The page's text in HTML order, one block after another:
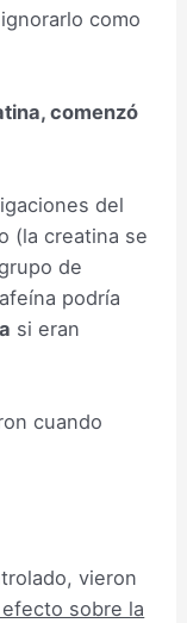
como
comenzó
del
(la creatina se
de
podría
si eran
cuando
vieron
sobre la